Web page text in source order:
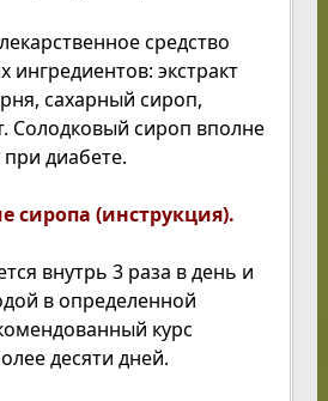
средство
ингредиентов: экстракт
сахарный сироп,
Солодковый сироп вполне
диабете.
сиропа (инструкция).
внутрь 3 раза в день и
в определенной
курс
десяти дней.